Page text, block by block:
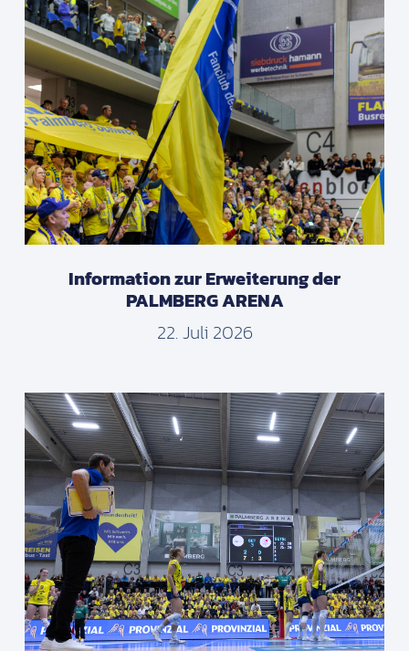
Information zur Erweiterung der
PALMBERG ARENA
22. Juli 2026